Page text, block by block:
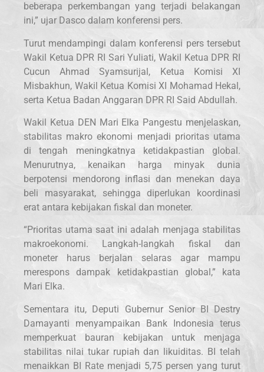
beberapa perkembangan yang terjadi belakangan
ini,” ujar Dasco dalam konferensi pers.
Turut mendampingi dalam konferensi pers tersebut
Wakil Ketua DPR RI Sari Yuliati, Wakil Ketua DPR RI
Cucun Ahmad Syamsurijal, Ketua Komisi XI
Misbakhun, Wakil Ketua Komisi XI Mohamad Hekal,
serta Ketua Badan Anggaran DPR RI Said Abdullah.
Wakil Ketua DEN Mari Elka Pangestu menjelaskan,
stabilitas makro ekonomi menjadi prioritas utama
di tengah meningkatnya ketidakpastian global.
Menurutnya, kenaikan harga minyak dunia
berpotensi mendorong inflasi dan menekan daya
beli masyarakat, sehingga diperlukan koordinasi
erat antara kebijakan fiskal dan moneter.
“Prioritas utama saat ini adalah menjaga stabilitas
makroekonomi. Langkah-langkah fiskal dan
moneter harus berjalan selaras agar mampu
merespons dampak ketidakpastian global,” kata
Mari Elka.
Sementara itu, Deputi Gubernur Senior BI Destry
Damayanti menyampaikan Bank Indonesia terus
memperkuat bauran kebijakan untuk menjaga
stabilitas nilai tukar rupiah dan likuiditas. BI telah
menaikkan BI Rate menjadi 5,75 persen yang turut